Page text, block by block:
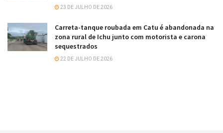
23 DE JULHO DE 2026
Carreta-tanque roubada em Catu é abandonada na
zona rural de Ichu junto com motorista e carona
sequestrados
22 DE JULHO DE 2026